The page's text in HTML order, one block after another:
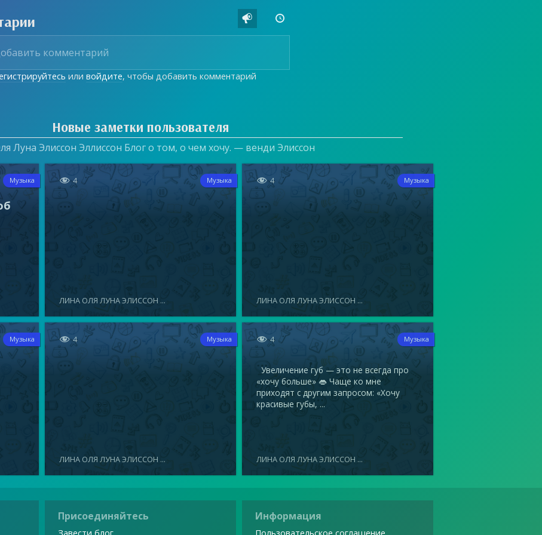
 
иливойдите, чтобы добавить комментарий
Новые заметки пользователя
Луна Элиссон Эллиссон Блог о том, о чем хочу. — венди Элиссон
Музыка  4 Музыка
ЛИНА ОЛЯ ЛУНА ЭЛИССОН ...
 4 Музыка
ЛИНА ОЛЯ ЛУНА ЭЛИССОН ...
Музыка  4 Музыка
ЛИНА ОЛЯ ЛУНА ЭЛИССОН ...
 4 Музыка
Увеличение губ — это не всегда про
«хочу больше» 👄 Чаще ко мне
приходят с другим запросом: «Хочу
красивые губы, ...
ЛИНА ОЛЯ ЛУНА ЭЛИССОН ...
Присоединяйтесь Информация